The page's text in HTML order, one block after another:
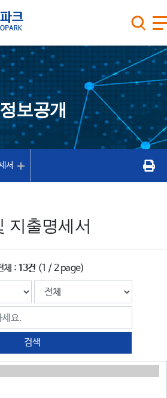
정보공개
서
지출명세서
체 : 13건 (1 / 2 page)
검색